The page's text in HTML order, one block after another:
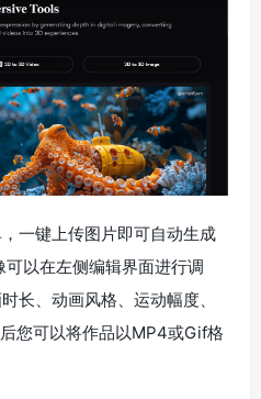
一键上传图片即可自动生成
以在左侧编辑界面进行调
长、动画风格、运动幅度、
您可以将作品以MP4或Gif格